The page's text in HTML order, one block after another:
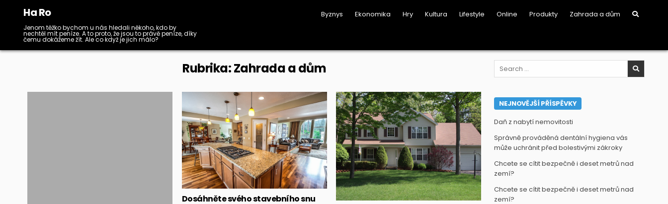
Ha Ro
Jenom těžko bychom u nás hledali někoho, kdo by
nechtěl mít peníze. A to proto, že jsou to právě peníze, díky
čemu dokážeme žít. Ale co když je jich málo?
Byznys Ekonomika Hry Kultura Lifestyle Online Produkty Zahrada a dům
Rubrika:Zahrada a dům
Posted
in
Dosáhněte svého stavebního snu
Posted
in
Search
for:
NEJNOVĚJŠÍ PŘÍSPĚVKY
Daň z nabytí nemovitosti
Správně prováděná dentální hygiena vás
může uchránit před bolestivými zákroky
Chcete se cítit bezpečně i deset metrů nad
zemí?
Chcete se cítit bezpečně i deset metrů nad
zemí?